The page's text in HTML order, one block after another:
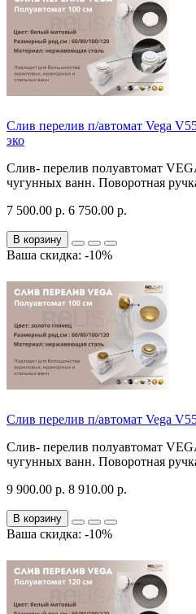
Слив перелив п/автомат Vega
эко
Слив- перелив полуавтомат
чугунных ванн. Поворотная
7 500.00 р. 6 750.00 р.
В корзину
Ваша скидка: -10%
Слив перелив п/автомат Vega
Слив- перелив полуавтомат
чугунных ванн. Поворотная
9 900.00 р. 8 910.00 р.
В корзину
Ваша скидка: -10%